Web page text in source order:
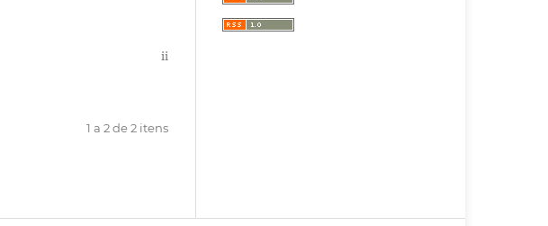
ii
1 a 2 de 2 itens